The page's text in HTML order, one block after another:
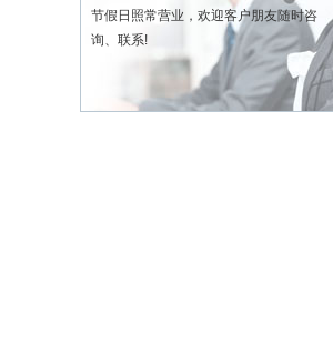
系。
二、速录师队伍。经年累月积淀经
营，速录师队伍稳定可靠，上会速录师工
作经验至少在几百上千场，历经千锤百
炼，现场经验丰富。
节假日照常营业，欢迎客户朋友随时咨
询、联系!